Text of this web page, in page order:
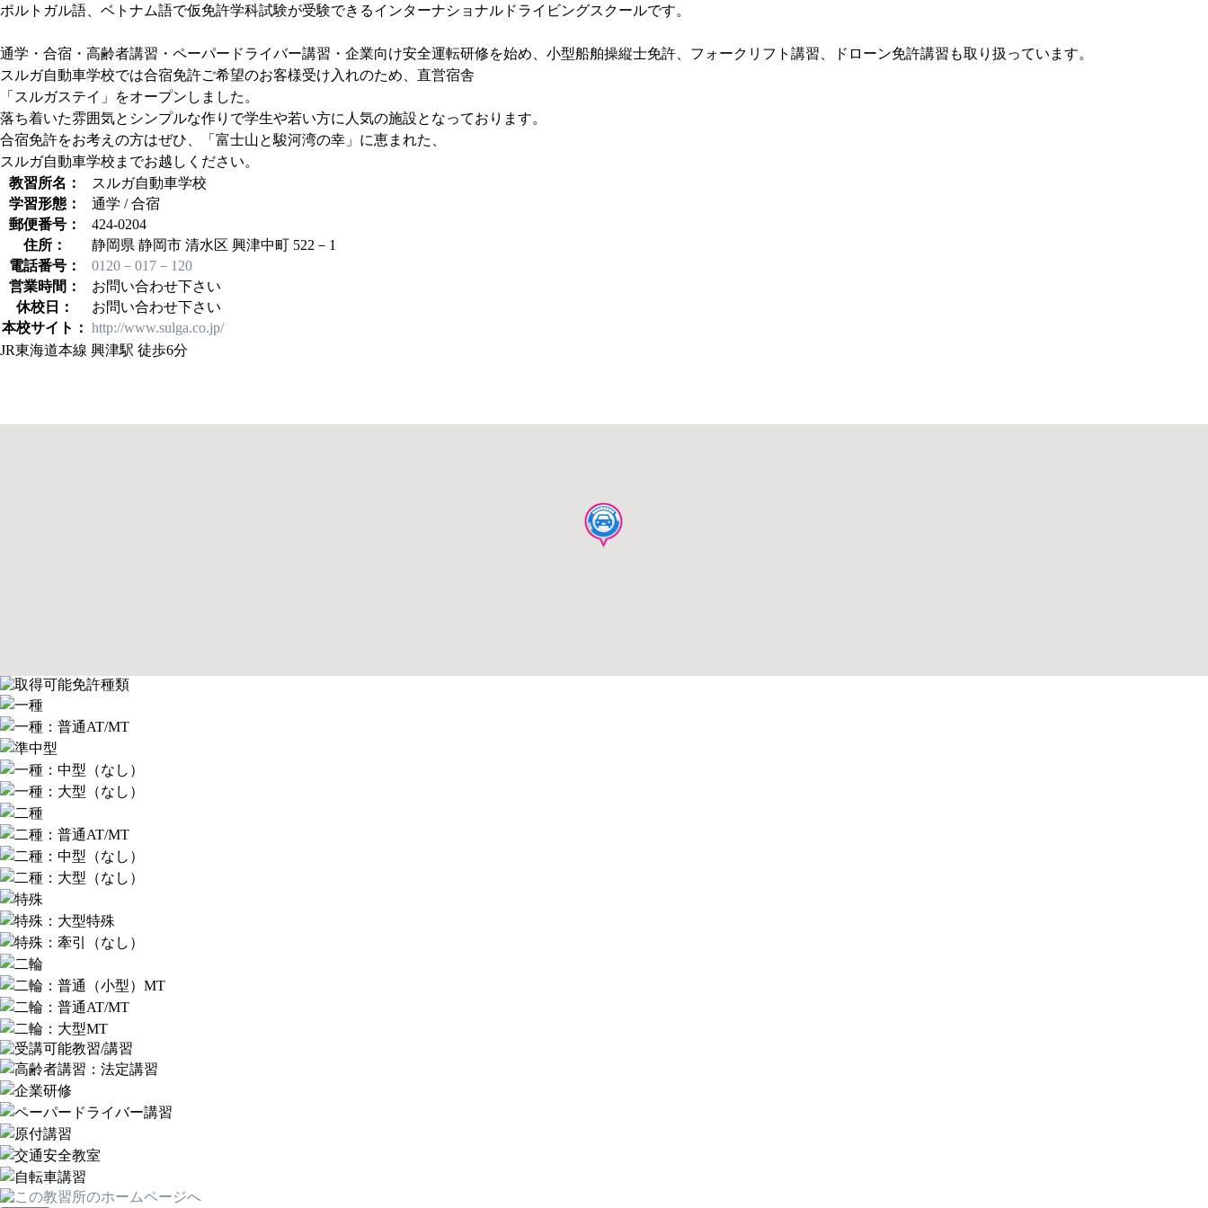
ポルトガル語、ベトナム語で仮免許学科試験が受験できるインターナショナルドライビングスクールです。
通学・合宿・高齢者講習・ペーパードライバー講習・企業向け安全運転研修を始め、小型船舶操縦士免許、フォークリフト講習、ドローン免許講習も取り扱っています。
スルガ自動車学校では合宿免許ご希望のお客様受け入れのため、直営宿舎
「スルガステイ」をオープンしました。
落ち着いた雰囲気とシンプルな作りで学生や若い方に人気の施設となっております。
合宿免許をお考えの方はぜひ、「富士山と駿河湾の幸」に恵まれた、
スルガ自動車学校までお越しください。
教習所名：
スルガ自動車学校
学習形態：
通学 / 合宿
郵便番号：
424-0204
住所：
静岡県 静岡市 清水区 興津中町 522－1
電話番号：
0120－017－120
営業時間：
お問い合わせ下さい
休校日：
お問い合わせ下さい
本校サイト： http://www.sulga.co.jp/
JR東海道本線 興津駅 徒歩6分